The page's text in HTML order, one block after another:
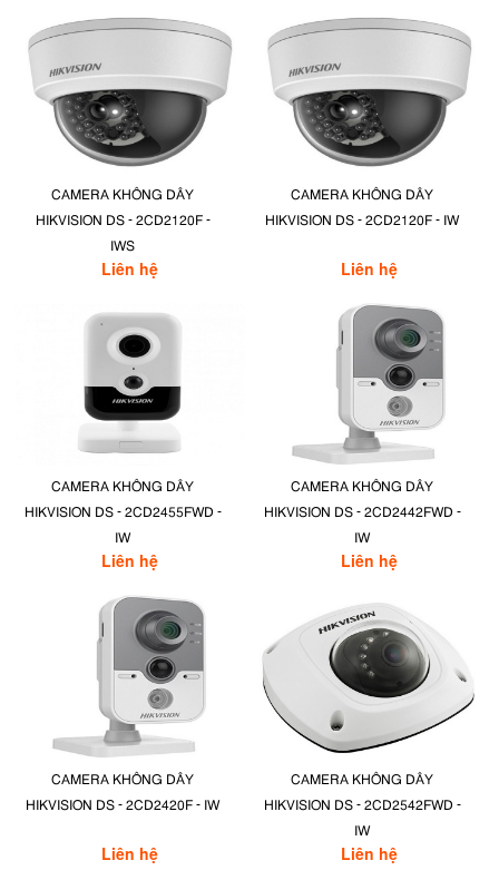
CAMERA KHÔNG DÂY
HIKVISION DS - 2CD2120F -
IWS
Liên hệ
CAMERA KHÔNG DÂY
HIKVISION DS - 2CD2120F - IW
Liên hệ
CAMERA KHÔNG DÂY
HIKVISION DS - 2CD2455FWD -
IW
Liên hệ
CAMERA KHÔNG DÂY
HIKVISION DS - 2CD2442FWD -
IW
Liên hệ
CAMERA KHÔNG DÂY
HIKVISION DS - 2CD2420F - IW
Liên hệ
CAMERA KHÔNG DÂY
HIKVISION DS - 2CD2542FWD -
IW
Liên hệ